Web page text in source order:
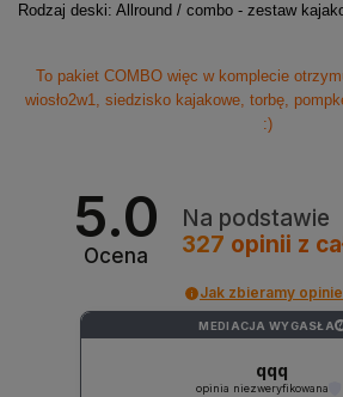
Rodzaj deski: Allround / combo - zestaw
To pakiet COMBO więc w komplecie
wiosło2w1, siedzisko kajakowe, torbę,
:)
5.0
Ocena
Na podstawie
327 opinii z
Jak zbieramy
MEDIACJA WYGASŁA ?
qqq
opinia niezweryfikowana